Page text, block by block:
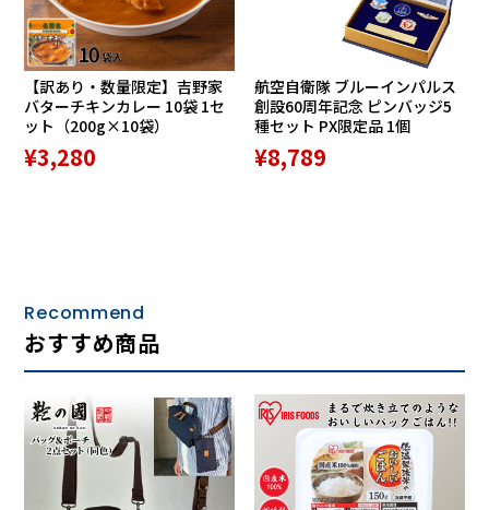
【訳あり・数量限定】吉野家
バターチキンカレー 10袋 1セ
ット（200g×10袋）
¥3,280
航空自衛隊 ブルーインパルス
創設60周年記念 ピンバッジ5
種セット PX限定品 1個
¥8,789
Recommend
おすすめ商品